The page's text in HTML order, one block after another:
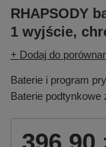
RHAPSODY
1 wyjście,
+ Dodaj do
Baterie i program
Baterie